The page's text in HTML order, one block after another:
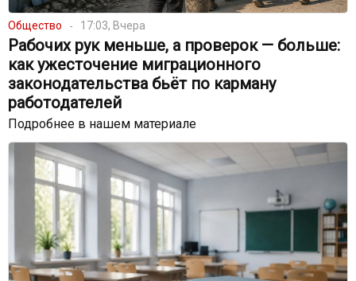
Общество 17:03, Вчера
Рабочих рук меньше, а проверок — больше:
как ужесточение миграционного
законодательства бьёт по карману
работодателей
Подробнее в нашем материале